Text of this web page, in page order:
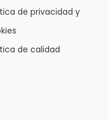
de privacidad y
de calidad